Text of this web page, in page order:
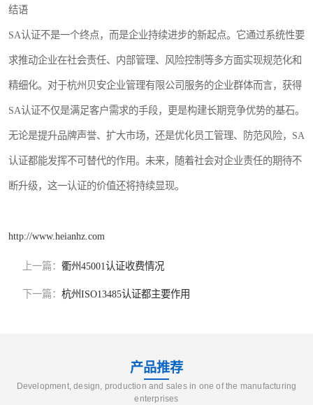
结语
SA认证不是一个终点，而是企业持续进步的新起点。它通过系统性要
求推动企业在社会责任、内部管理、风险控制等多方面实现规范化和
精细化。对于杭州贝安企业管理有限公司服务的企业群体而言，获得
SA认证不仅是满足客户需求的手段，更是构建长期竞争优势的基石。
无论是提升品牌声誉、扩大市场，还是优化员工管理、防范风险，SA
认证都能发挥不可替代的作用。未来，随着社会对企业责任的期待不
断升级，这一认证的价值还将持续显现。
http://www.heianhz.com
上一篇： 衢州45001认证收费情况
下一篇： 杭州ISO13485认证都主要作用
产品推荐
Development, design, production and sales in one of the manufacturing
enterprises